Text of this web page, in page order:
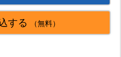
する （無料）